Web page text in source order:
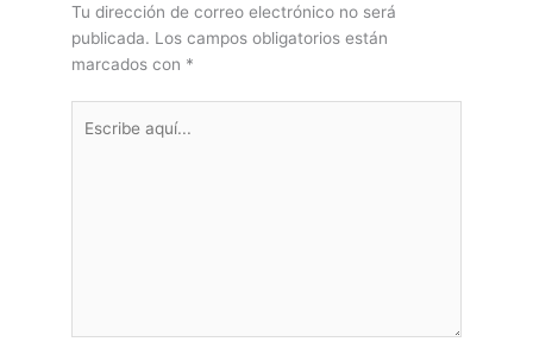
Tu dirección de correo electrónico no será
publicada. Los campos obligatorios están
marcados con *
aquí...